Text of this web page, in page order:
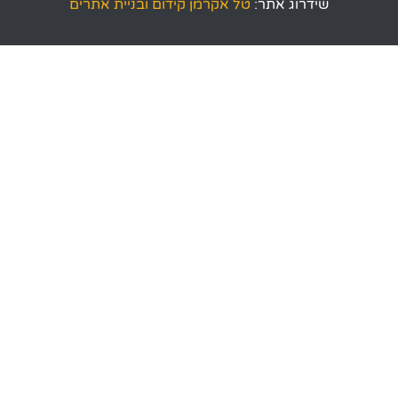
שידרוג אתר: טל אקרמן קידום ובניית אתרים